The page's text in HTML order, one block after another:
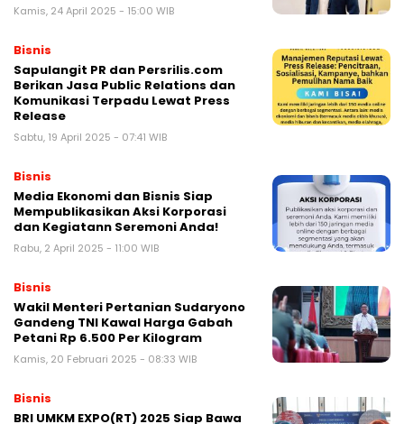
Kamis, 24 April 2025 - 15:00 WIB
Bisnis
Sapulangit PR dan Persrilis.com
Berikan Jasa Public Relations dan
Komunikasi Terpadu Lewat Press
Release
Sabtu, 19 April 2025 - 07:41 WIB
Bisnis
Media Ekonomi dan Bisnis Siap
Mempublikasikan Aksi Korporasi
dan Kegiatann Seremoni Anda!
Rabu, 2 April 2025 - 11:00 WIB
Bisnis
Wakil Menteri Pertanian Sudaryono
Gandeng TNI Kawal Harga Gabah
Petani Rp 6.500 Per Kilogram
Kamis, 20 Februari 2025 - 08:33 WIB
Bisnis
BRI UMKM EXPO(RT) 2025 Siap Bawa